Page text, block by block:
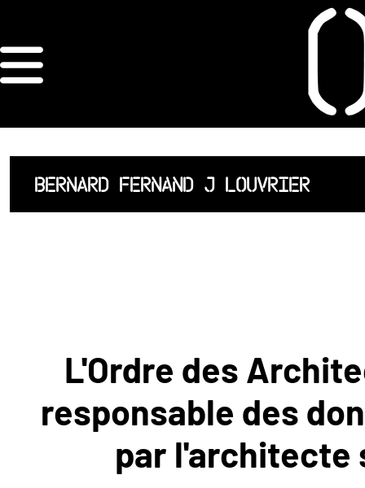
ORDRE DES
ARCHITECTES
ACCUEIL
LISTE DES
NOUS
CONTACTER
BERNARD FERNAND J LOUVRIER
L'Ordre des
responsable des
par l'architecte